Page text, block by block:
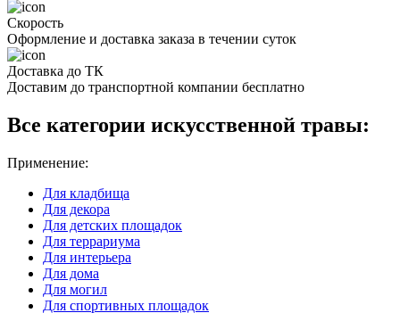
Скорость
Оформление и доставка заказа в течении суток
Доставка до ТК
Доставим до транспортной компании бесплатно
Все категории искусственной травы:
Применение:
Для кладбища
Для декора
Для детских площадок
Для террариума
Для интерьера
Для дома
Для могил
Для спортивных площадок